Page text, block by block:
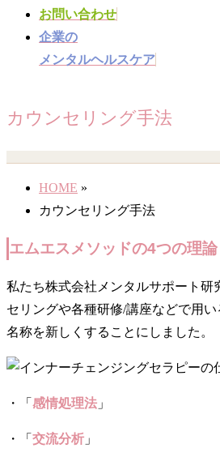
お問い合わせ
企業の
メンタルヘルスケア
カウンセリング手法
HOME »
カウンセリング手法
エムエスメソッドの4つの理論
私たち株式会社メンタルサポート研
セリングや各種研修/講座などで用
名称を新しくすることにしました。
・「 感情処理法 」
・「 交流分析 」